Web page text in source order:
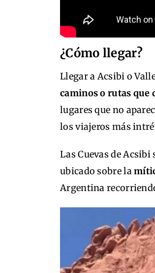
¿Cómo llegar?
Llegar a Acsibi o
caminos o rutas que
lugares que no
los viajeros más
Las Cuevas de
ubicado sobre la
Argentina